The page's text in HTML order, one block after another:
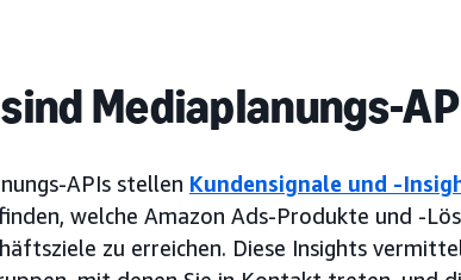
Mediaplanungs-
APIs stellen Kundensignale und -
welche Amazon Ads-Produkte und -
zu erreichen. Diese Insights